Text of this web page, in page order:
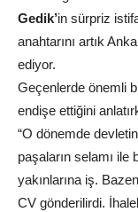
Gedik’in sürpriz
anahtarını artık
ediyor.
Geçenlerde önemli
endişe ettiğini
“O dönemde
paşaların selamı
yakınlarına iş.
CV gönderilirdi.